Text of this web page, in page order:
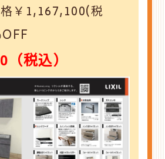
￥1,167,100(税
税込）